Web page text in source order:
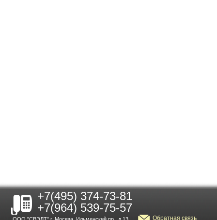
+7(495) 374-73-81
+7(964) 539-75-57
Обратная связь